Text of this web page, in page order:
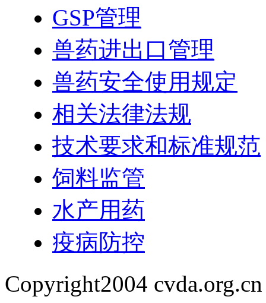
GSP管理
兽药进出口管理
兽药安全使用规定
相关法律法规
技术要求和标准规范
饲料监管
水产用药
疫病防控
Copyright2004